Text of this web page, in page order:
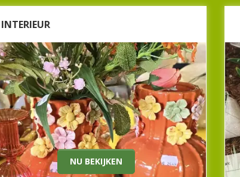
INTERIEUR
NU BEKIJKEN
Bij Beeker tuincentrum maken we het graag
gezellig: binnen én buiten! Natuurlijk hebben we
bij Beeker Tuincentrum sfeervolle accessoires,
die binnen en buiten tot hun recht komen.
Warme kaarsen, zachte kussens en knallers van
zijdebloemen! U bent welkom voor een bezoekje!
Nu bekijken